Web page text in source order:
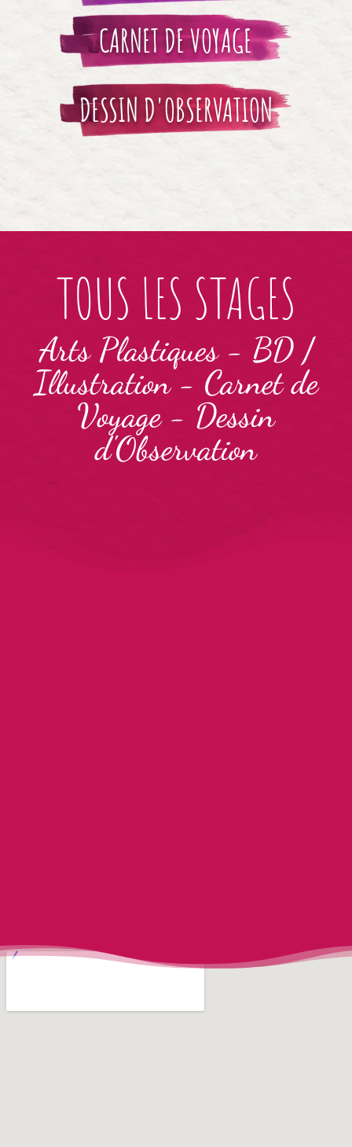
CARNET DE VOYAGE
DESSIN D'OBSERVATION
TOUS LES STAGES
Arts Plastiques- BD /
Illustration- Carnet de
Voyage- Dessin
d'Observation